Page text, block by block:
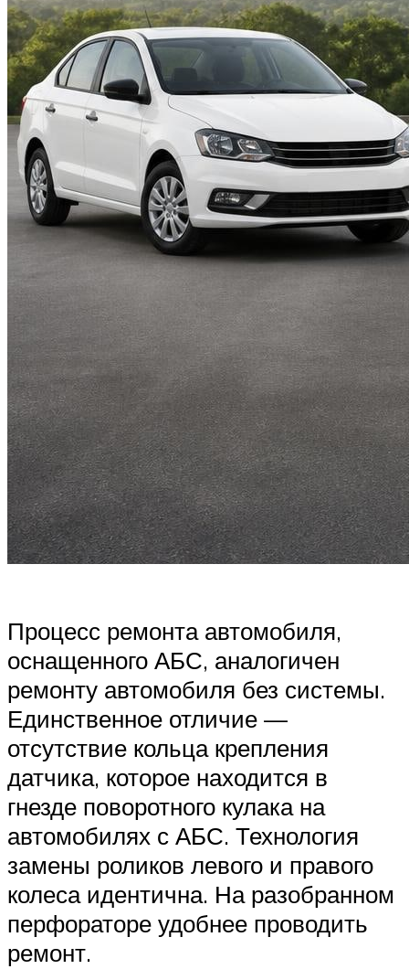
Процесс ремонта автомобиля,
оснащенного АБС, аналогичен
ремонту автомобиля без системы.
Единственное отличие —
отсутствие кольца крепления
датчика, которое находится в
гнезде поворотного кулака на
автомобилях с АБС. Технология
замены роликов левого и правого
колеса идентична. На разобранном
перфораторе удобнее проводить
ремонт.